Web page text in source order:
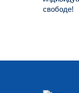
свободе!